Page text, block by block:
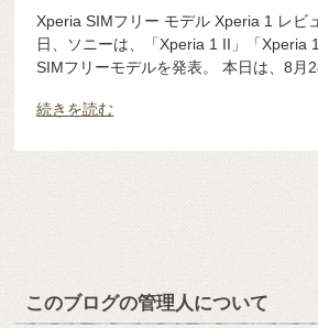
Xperia SIMフリー モデル Xperia 1 レビ
日、ソニーは、「Xperia 1 II」「Xperia
SIMフリーモデルを発表。 本日は、8月
続きを読む
このブログの管理人について